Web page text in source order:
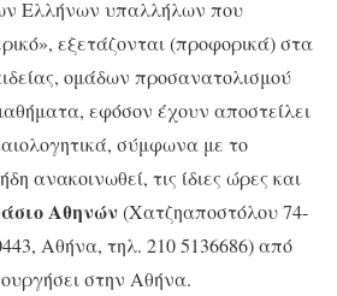
Ελλήνων υπαλλήλων που
εξετάζονται (προφορικά) στα
ομάδων προσανατολισμού
εφόσον έχουν αποστείλει
σύμφωνα με το
ανακοινωθεί, τις ίδιες ώρες και
Αθηνών (Χατζηαποστόλου 74-
Αθήνα, τηλ. 210 5136686) από
στην Αθήνα.